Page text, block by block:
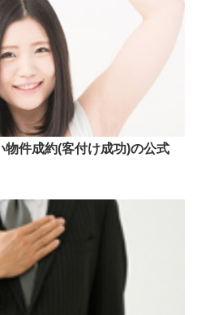
物件成約(客付け成功)の公式